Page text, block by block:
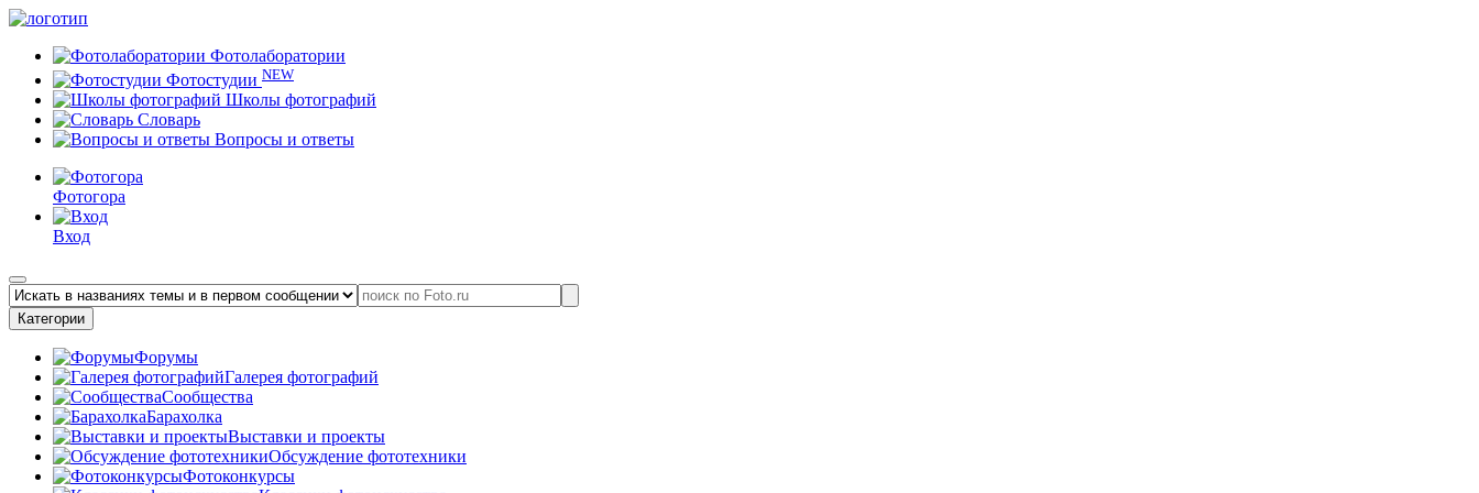
Фотолаборатории
Фотостудии NEW
Школы фотографий
Словарь
Вопросы и ответы
Фотогора
Вход
Категории
Форумы
Галерея фотографий
Сообщества
Барахолка
Выставки и проекты
Обсуждение фототехники
Фотоконкурсы